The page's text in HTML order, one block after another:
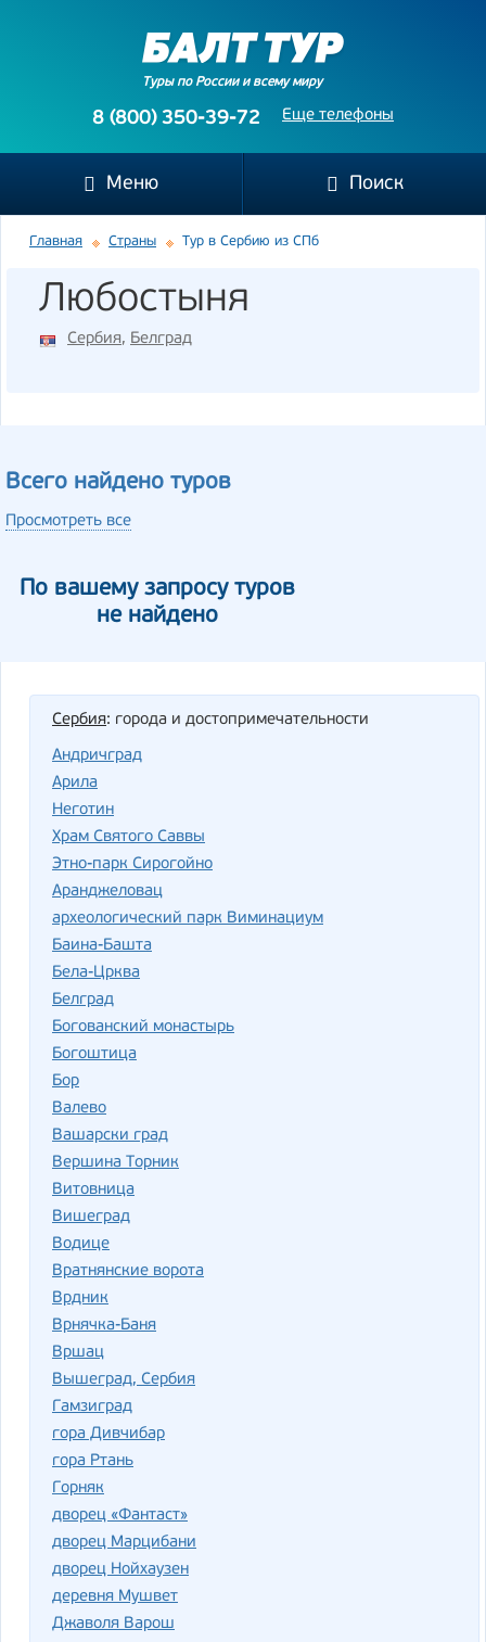
Туры по России и всему миру
Еще телефоны
8 (800) 350-39-72
Меню Поиск
Главная Страны Тур в Сербию из СПб
Любостыня
Сербия, Белград
Всего найдено туров
Просмотреть все
По вашему запросу туров
не найдено
Сербия: города и достопримечательности
Андричград
Арила
Неготин
Храм Святого Саввы
Этно-парк Сирогойно
Аранджеловац
археологический парк Виминациум
Баина-Башта
Бела-Црква
Белград
Богованский монастырь
Богоштица
Бор
Валево
Вашарски град
Вершина Торник
Витовница
Вишеград
Водице
Вратнянские ворота
Врдник
Врнячка-Баня
Вршац
Вышеград, Сербия
Гамзиград
гора Дивчибар
гора Ртань
Горняк
дворец «Фантаст»
дворец Марцибани
дворец Нойхаузен
деревня Мушвет
Джаволя Варош